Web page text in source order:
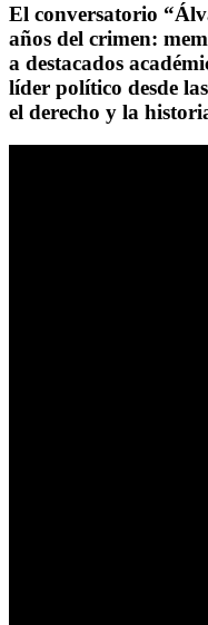
El conversatorio
años del crimen:
a destacados
líder político desde
el derecho y la